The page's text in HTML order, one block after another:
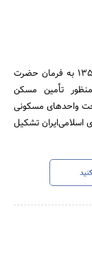
بنیاد مسکن انقلاب اسلامی در تاریخ 21 فروردین سال 1358 به فرمان حضرت
منظور تأمین مسکن
واحدهای مسکونی
تشکیل